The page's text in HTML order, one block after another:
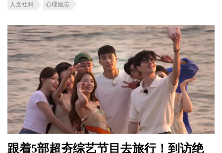
人文社科 心理励志
跟着5部超夯综艺节目去旅行！到访绝